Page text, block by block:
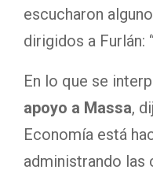
escucharon
dirigidos a Furlán:
En lo que se
apoyo a Massa,
Economía está
administrando las